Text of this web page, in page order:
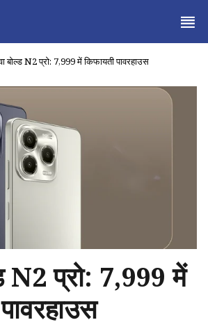
बोल्ड N2 प्रो: ₹7,999 में किफायती पावरहाउस
N2 प्रो: ₹7,999 में